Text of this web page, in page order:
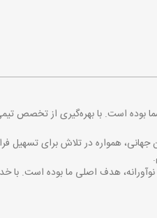
شما بوده است. با بهره‌گیری از تخصص
جهانی، همواره در تلاش برای
هدف اصلی ما بوده است. با